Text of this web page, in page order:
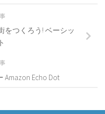
をつくろう! ベーシッ
Echo Dot